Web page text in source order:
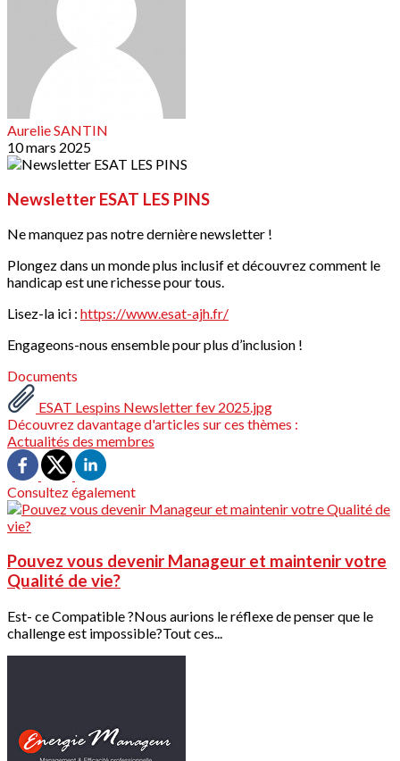
Aurelie SANTIN
10 mars 2025
Newsletter ESAT LES PINS
Ne manquez pas notre dernière newsletter !
Plongez dans un monde plus inclusif et découvrez comment le
handicap est une richesse pour tous.
Lisez-la ici : https://www.esat-ajh.fr/
Engageons-nous ensemble pour plus d’inclusion !
Documents
ESAT Lespins Newsletter fev 2025.jpg
Découvrez davantage d'articles sur ces thèmes :
Actualités des membres
Consultez également
Pouvez vous devenir Manageur et maintenir votre
Qualité de vie?
Est- ce Compatible ?Nous aurions le réflexe de penser que le
challenge est impossible?Tout ces...